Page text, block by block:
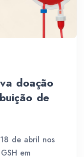
doação
de
de abril nos
em